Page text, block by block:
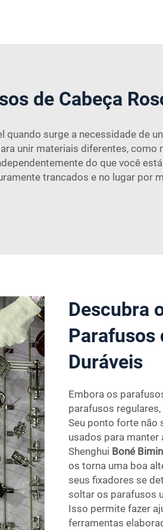
de Cabeça
surge a necessidade de
unir materiais diferentes,
do que você
trancados e no lugar por
Descubra
Parafusos
Duráveis
Embora os
parafusos
Seu ponto forte não
usados para manter
Shenghui Boné
os torna uma boa
seus fixadores se
soltar os parafusos
Isso permite fazer
ferramentas